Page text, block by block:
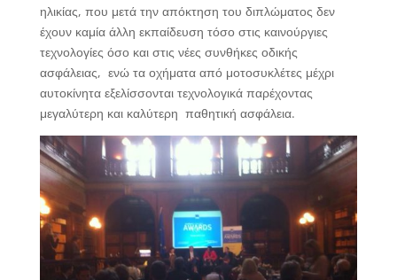
ηλικίας, που μετά την απόκτηση του διπλώματος δεν
έχουν καμία άλλη εκπαίδευση τόσο στις καινούργιες
τεχνολογίες όσο και στις νέες συνθήκες οδικής
ασφάλειας, ενώ τα οχήματα από μοτοσυκλέτες μέχρι
αυτοκίνητα εξελίσσονται τεχνολογικά παρέχοντας
μεγαλύτερη και καλύτερη παθητική ασφάλεια.